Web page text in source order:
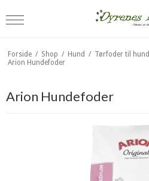
Forside / Shop / Hund / Tørfoder til hund
Arion Hundefoder
Arion Hundefoder